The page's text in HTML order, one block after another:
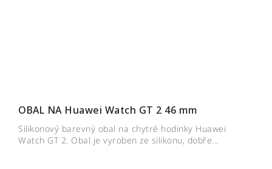
OBAL NA Huawei Watch GT 2 46 mm
Silikonový barevný obal na chytré hodinky Huawei
Watch GT 2. Obal je vyroben ze silikonu, dobře...